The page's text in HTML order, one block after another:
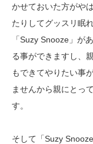
かせておいた方がや
たりしてグッスリ眠
「Suzy Snooze」が
る事ができますし、
もできてやりたい事
ませんから親にとっ
す。
そして「Suzy